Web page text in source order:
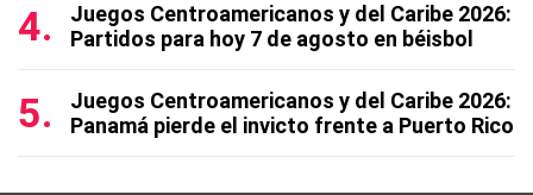
Juegos Centroamericanos y del Caribe 2026:
Partidos para hoy 7 de agosto en béisbol
Juegos Centroamericanos y del Caribe 2026:
Panamá pierde el invicto frente a Puerto Rico